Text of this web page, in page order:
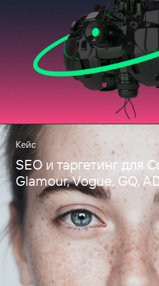
Кейс
SEO и таргетинг для
Glamour, Vogue, GQ,